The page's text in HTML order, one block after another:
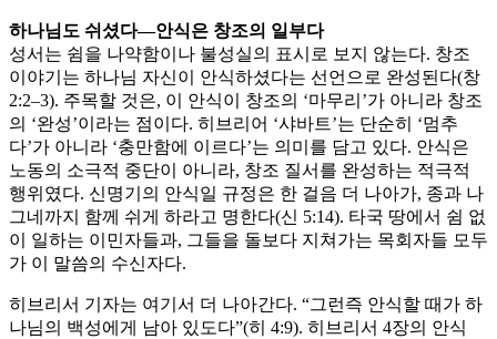
하나님도 쉬셨다—안식은 창조의 일부다
성서는 쉼을 나약함이나 불성실의 표시로 보지 않는다. 창조
이야기는 하나님 자신이 안식하셨다는 선언으로 완성된다(창
2:2–3). 주목할 것은, 이 안식이 창조의 ‘마무리’가 아니라 창조
의 ‘완성’이라는 점이다. 히브리어 ‘샤바트’는 단순히 ‘멈추
다’가 아니라 ‘충만함에 이르다’는 의미를 담고 있다. 안식은
노동의 소극적 중단이 아니라, 창조 질서를 완성하는 적극적
행위였다. 신명기의 안식일 규정은 한 걸음 더 나아가, 종과 나
그네까지 함께 쉬게 하라고 명한다(신 5:14). 타국 땅에서 쉼 없
이 일하는 이민자들과, 그들을 돌보다 지쳐가는 목회자들 모두
가 이 말씀의 수신자다.
히브리서 기자는 여기서 더 나아간다. “그런즉 안식할 때가 하
나님의 백성에게 남아 있도다”(히 4:9). 히브리서 4장의 안식